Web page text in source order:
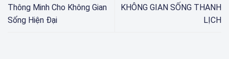
Thông Minh Cho Không Gian
Sống Hiện Đại
KHÔNG GIAN SỐNG THANH
LỊCH